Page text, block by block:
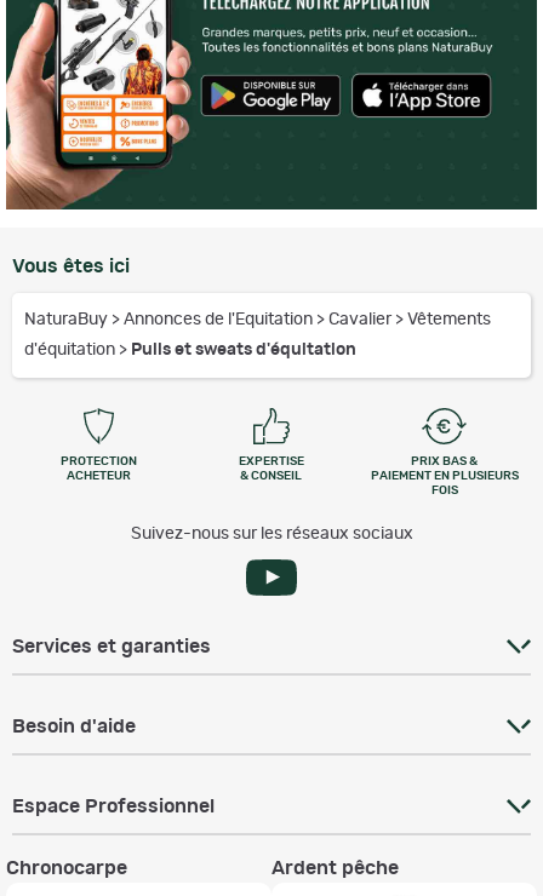
Vous êtes ici
NaturaBuy > Annonces de l'Equitation > Cavalier > Vêtements
d'équitation > Pulls et sweats d'équitation
PROTECTION
ACHETEUR
EXPERTISE
& CONSEIL
PRIX BAS &
PAIEMENT EN PLUSIEURS
FOIS
Suivez-nous sur les réseaux sociaux
Services et garanties
Besoin d'aide
Espace Professionnel
Chronocarpe Ardent pêche